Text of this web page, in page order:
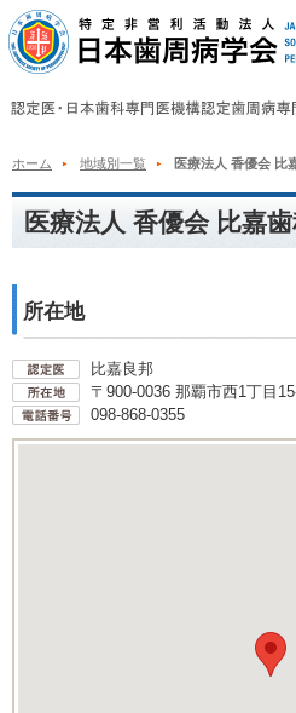
ホーム 地域別一覧 医療法人 香優会 比
医療法人 香優会 比嘉
所在地
比嘉良邦
〒900-0036 那覇市西1丁目
098-868-0355